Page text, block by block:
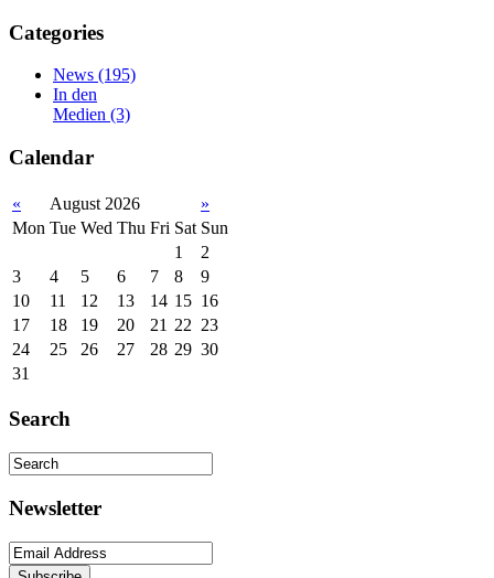
Categories
News (195)
In den
Medien (3)
Calendar
« August 2026
»
Mon Tue Wed Thu Fri Sat Sun
1
2
3
4 5 6 7 8
9
10
11 12 13 14 15 16
17
18 19 20 21 22 23
24
25 26 27 28 29 30
31
Search
Newsletter